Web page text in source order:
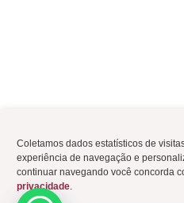
Coletamos dados estatísticos de
experiência de navegação e
continuar navegando você concorda
privacidade.